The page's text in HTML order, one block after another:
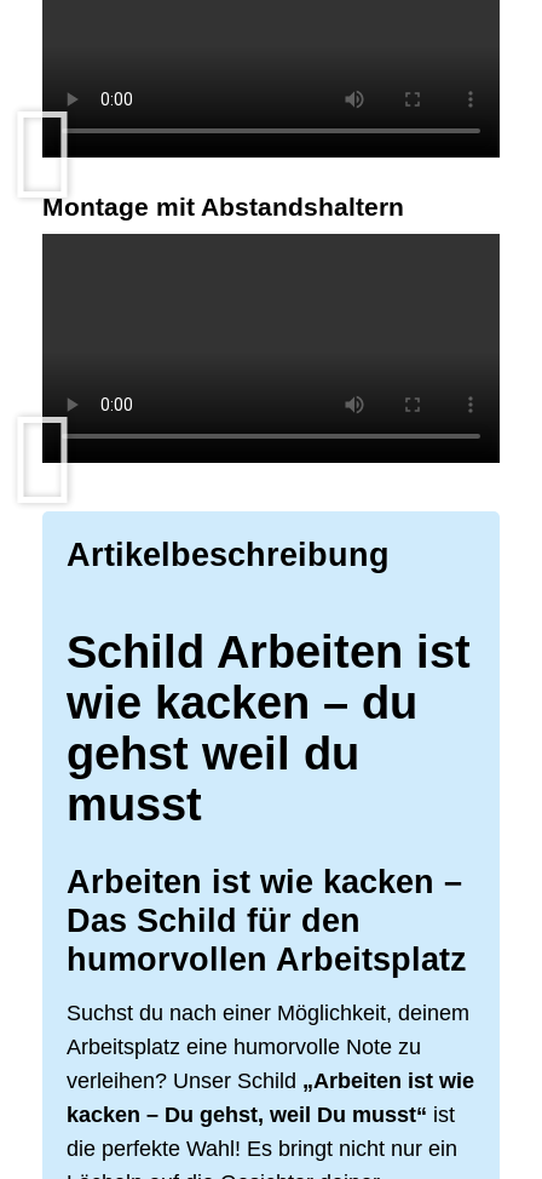
Montage mit Abstandshaltern
Artikelbeschreibung
Schild Arbeiten ist
wie kacken – du
gehst weil du
musst
Arbeiten ist wie kacken –
Das Schild für den
humorvollen Arbeitsplatz
Suchst du nach einer Möglichkeit, deinem
Arbeitsplatz eine humorvolle Note zu
verleihen? Unser Schild „Arbeiten ist wie
kacken – Du gehst, weil Du musst“ ist
die perfekte Wahl! Es bringt nicht nur ein